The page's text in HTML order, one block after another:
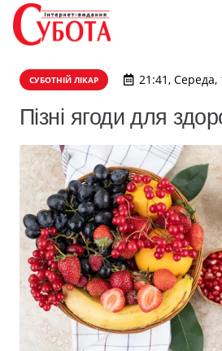
СУБОТНІЙ ЛІКАР 21:41, Середа,
Пізні ягоди для